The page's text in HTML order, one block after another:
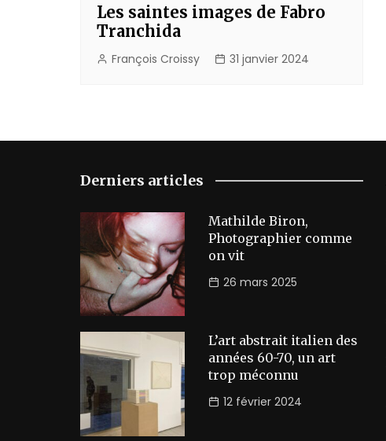
Les saintes images de Fabro
Tranchida
François Croissy 31 janvier 2024
Derniers articles
Mathilde Biron,
Photographier comme
on vit
26 mars 2025
L’art abstrait italien des
années 60-70, un art
trop méconnu
12 février 2024